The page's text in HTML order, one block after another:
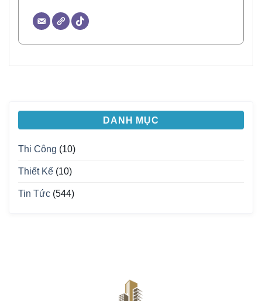
DANH MỤC
Thi Công (10)
Thiết Kế (10)
Tin Tức (544)